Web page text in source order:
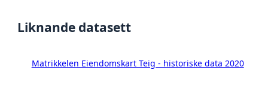
Liknande datasett
Matrikkelen Eiendomskart Teig - historiske data 2020